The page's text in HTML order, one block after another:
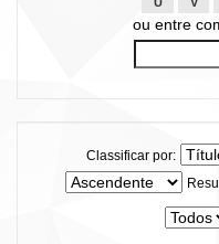
U
V
ou entre
Classificar por: